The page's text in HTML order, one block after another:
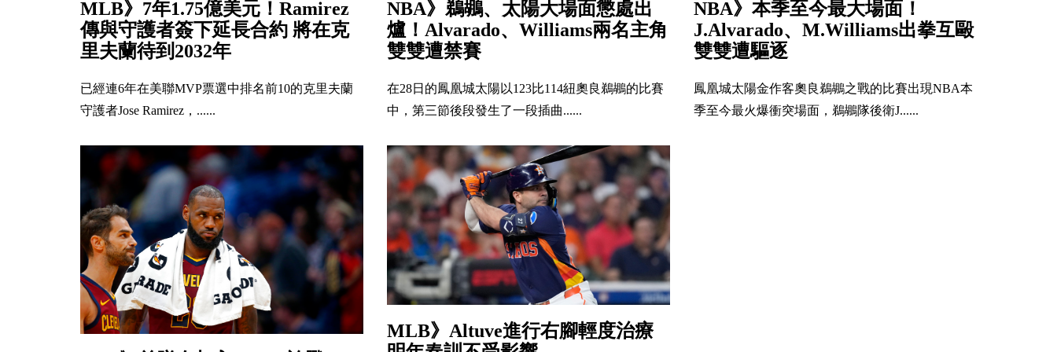
MLB》7年1.75億美元！Ramirez
傳與守護者簽下延長合約 將在克
里夫蘭待到2032年
已經連6年在美聯MVP票選中排名前10的克里夫蘭
守護者Jose Ramirez，......
NBA》鵜鶘、太陽大場面懲處出
爐！Alvarado、Williams兩名主角
雙雙遭禁賽
在28日的鳳凰城太陽以123比114紐奧良鵜鶘的比賽
中，第三節後段發生了一段插曲......
NBA》本季至今最大場面！
J.Alvarado、M.Williams出拳互毆
雙雙遭驅逐
鳳凰城太陽金作客奧良鵜鶘之戰的比賽出現NBA本
季至今最火爆衝突場面，鵜鶘隊後衛J......
MLB》Altuve進行右腳輕度治療